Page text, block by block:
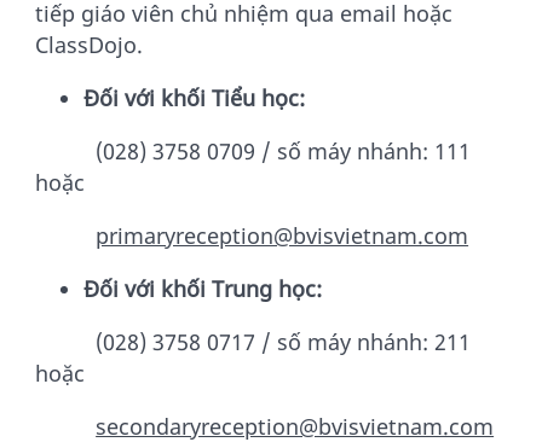
tiếp giáo viên chủ nhiệm qua email hoặc
ClassDojo.
Đối với khối Tiểu học:
(028) 3758 0709 / số máy nhánh: 111
hoặc
primaryreception@bvisvietnam.com
Đối với khối Trung học:
(028) 3758 0717 / số máy nhánh: 211
hoặc
secondaryreception@bvisvietnam.com